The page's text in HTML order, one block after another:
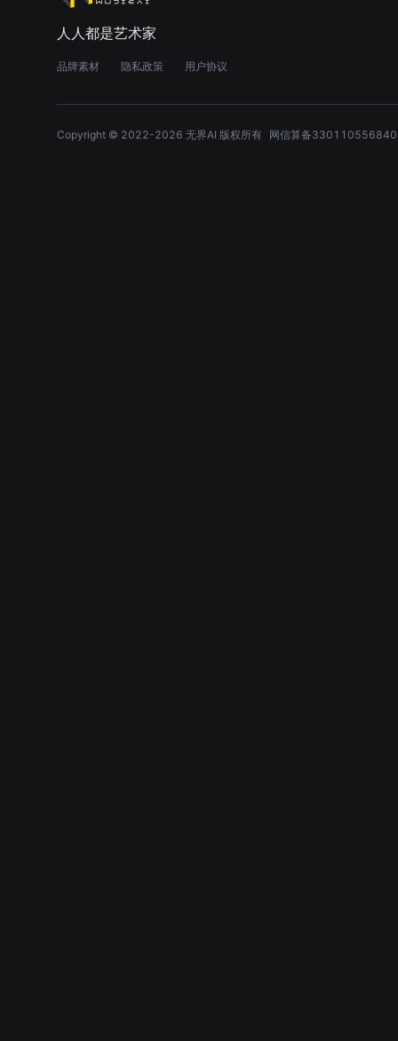
人人都是艺术家
品牌素材 隐私政策 用户协议
Copyright © 2022-2026 无界AI 版权所有 网信算备